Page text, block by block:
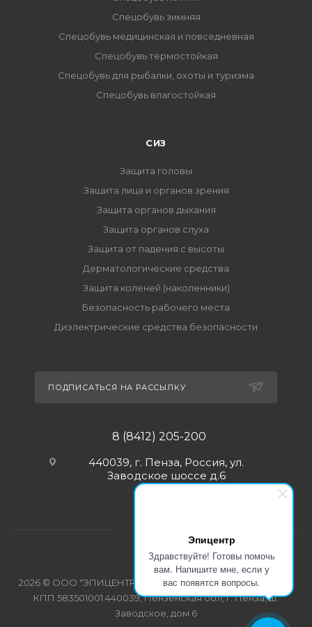
Эпицентр
Здравствуйте! Готовы помочь
вам. Напишите мне, если у
вас появятся вопросы.
Спецобувь зимняя
Спецобувь медицинская и повседневная
Спецобувь термостойкая
Спецобувь для рыбалки, охоты и туризма
Спецобувь влагостойкая
СИЗ
Защита головы
Защита лица и органов зрения
Защита органов дыхания
Защита органов слуха
Защита от падения с высоты
Дерматологические средства
Защита коленей (наколенники)
Безопасность рабочего места
Диэлектрические средства безопасности
ПОДПИСАТЬСЯ НА РАССЫЛКУ
8 (8412) 205-200
440039, г. Пенза, Россия, ул.
Заводское шоссе д.6
2026 © ООО "ЭПИЦЕНТР-СПЕЦОДЕЖДА" ИНН 5835103358
КПП 583501001 440039, Пензенская обл, г. Пенза, ш.
Заводское, дом 6